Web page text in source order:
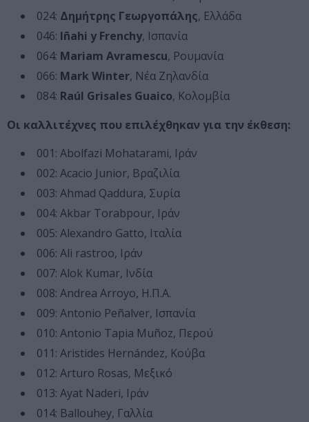
024: Δημήτρης Γεωργοπάλης, Ελλάδα
046: Iñahi y Frenchy, Ισπανία
064: Mariam Avramescu, Ρουμανία
066: Mark Winter, Νέα Ζηλανδία
084: Raúl Grisales Guaico, Κολομβία
Οι καλλιτέχνες που επιλέχθηκαν για την έκθεση:
001: Abolfazi Mohatarami, Ιράν
002: Acacio Junior, Βραζιλία
003: Ahmad Qaddura, Συρία
004: Akbar Torabpour, Ιράν
005: Alexandro Gatto, Ιταλία
006: Ali rastroo, Ιράν
007: Alok Kumar, Ινδία
008: Andrea Arroyo, Η.Π.Α.
009: Antonio Peñalver, Ισπανία
010: Antonio Tapia Muñoz, Περού
011: Aristides Hernández, Κούβα
012: Arturo Rosas, Μεξικό
013: Ayat Naderi, Ιράν
014: Ballouhey, Γαλλία